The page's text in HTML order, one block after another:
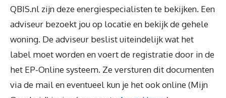
QBIS.nl zijn deze energiespecialisten te bekijken. Een
adviseur bezoekt jou op locatie en bekijk de gehele
woning. De adviseur beslist uiteindelijk wat het
label moet worden en voert de registratie door in de
het EP-Online systeem. Ze versturen dit documenten
via de mail en eventueel kun je het ook online (Mijn